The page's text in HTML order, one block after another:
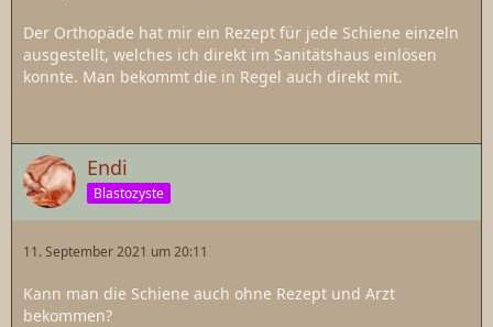
Der Orthopäde hat mir ein Rezept für jede Schiene einzeln
ausgestellt, welches ich direkt im Sanitätshaus einlösen
konnte. Man bekommt die in Regel auch direkt mit.
Endi
Blastozyste
11. September 2021 um 20:11
Kann man die Schiene auch ohne Rezept und Arzt
bekommen?